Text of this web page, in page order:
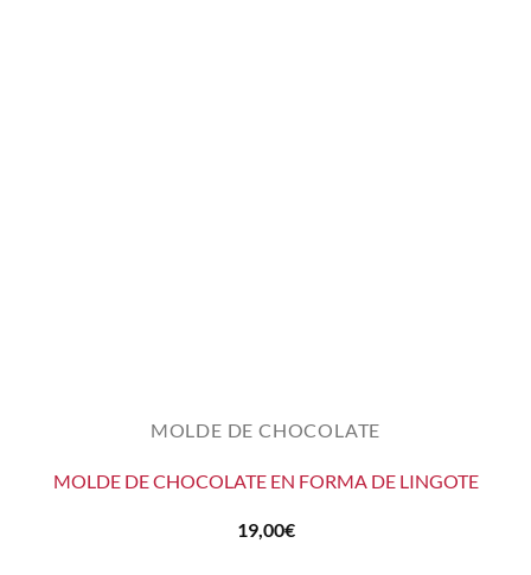
MOLDE DE CHOCOLATE
MOLDE DE CHOCOLATE EN FORMA DE LINGOTE
19,00€